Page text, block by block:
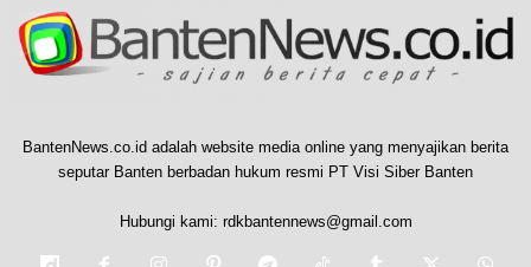
BantenNews.co.id adalah website media online yang menyajikan berita
seputar Banten berbadan hukum resmi PT Visi Siber Banten
Hubungi kami: rdkbantennews@gmail.com